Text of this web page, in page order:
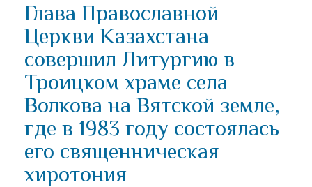
Глава Православной
Церкви Казахстана
совершил Литургию в
Троицком храме села
Волкова на Вятской земле,
где в 1983 году состоялась
его священническая
хиротония